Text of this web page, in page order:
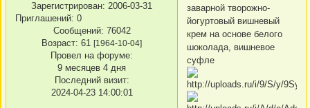
Зарегистрирован: 2006-03-31
Приглашений: 0
Сообщений: 76042
Возраст: 61 [1964-10-04]
Провел на форуме:
9 месяцев 4 дня
Последний визит:
2024-04-23 14:00:01
заварной творожно-
йогуртовый вишневый
крем на основе белого
шоколада, вишневое
суфле